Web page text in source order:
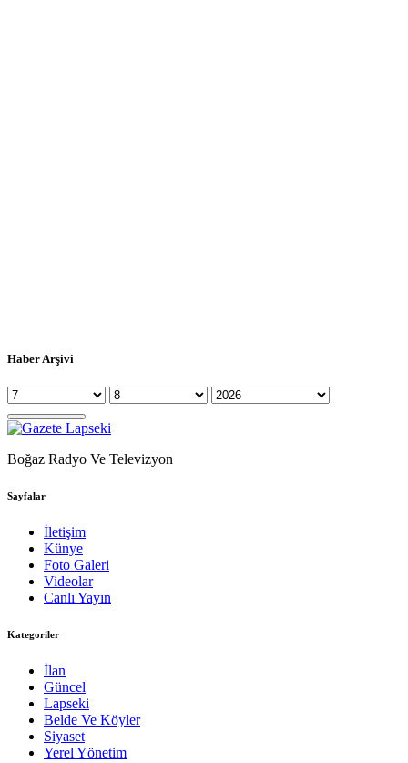
Haber Arşivi
Boğaz Radyo Ve Televizyon
Sayfalar
İletişim
Künye
Foto Galeri
Videolar
Canlı Yayın
Kategoriler
İlan
Güncel
Lapseki
Belde Ve Köyler
Siyaset
Yerel Yönetim